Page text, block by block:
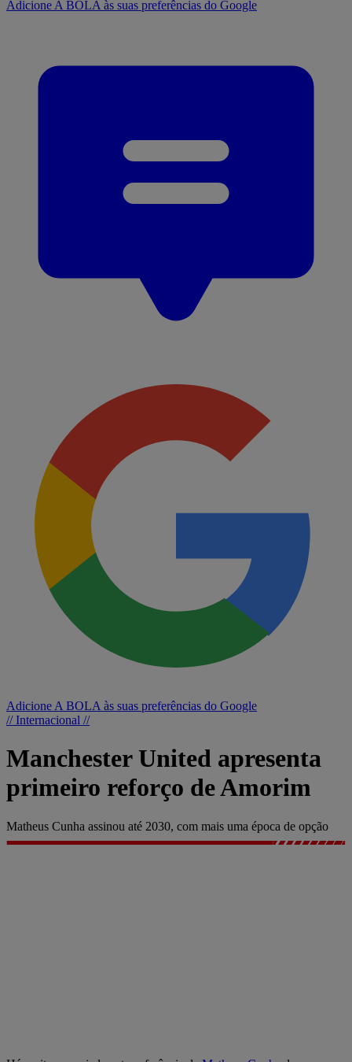
Adicione A BOLA às suas preferências do Google
Adicione A BOLA às suas preferências do Google
// Internacional //
Manchester United apresenta
primeiro reforço de Amorim
Matheus Cunha assinou até 2030, com mais uma época de opção